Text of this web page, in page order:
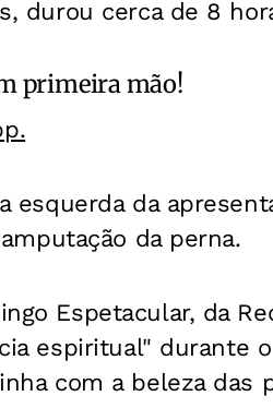
durou cerca de 8
primeira mão!
esquerda da
da perna.
Espetacular, da
espiritual" durante
com a beleza das